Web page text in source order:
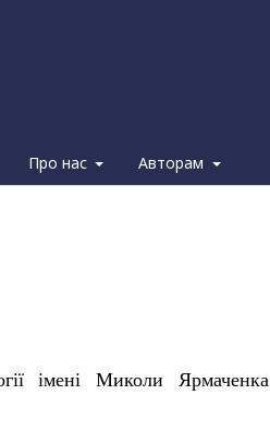
Про нас Авторам
імені Миколи